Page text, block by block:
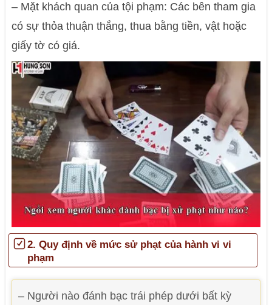
– Mặt khách quan của tội phạm: Các bên tham gia
có sự thỏa thuận thắng, thua bằng tiền, vật hoặc
giấy tờ có giá.
2. Quy định về mức sử phạt của hành vi vi
phạm
– Người nào đánh bạc trái phép dưới bất kỳ